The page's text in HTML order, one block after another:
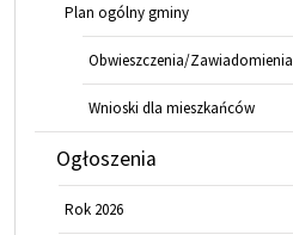
Plan ogólny gminy
Obwieszczenia/Zawiadomienia
Wnioski dla mieszkańców
Ogłoszenia
Rok 2026